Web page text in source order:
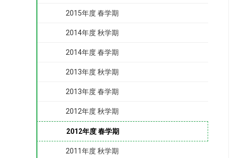
2015年度 春学期
2014年度 秋学期
2014年度 春学期
2013年度 秋学期
2013年度 春学期
2012年度 秋学期
2012年度 春学期
2011年度 秋学期